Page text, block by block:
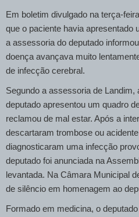
Em boletim divulgado na terça-
que o paciente havia apresentado
a assessoria do deputado
doença avançava muito
de infecção cerebral.
Segundo a assessoria de Landim,
deputado apresentou um quadro
reclamou de mal estar. Após a
descartaram trombose ou
diagnosticaram uma infecção
deputado foi anunciada na
levantada. Na Câmara Municipal
de silêncio em homenagem ao
Formado em medicina, o